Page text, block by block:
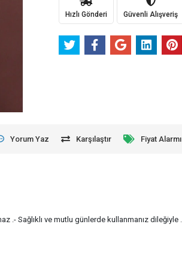
Hızlı Gönderi Güvenli Alışveriş
Yorum Yaz Karşılaştır Fiyat Alarmı
Sağlıklı ve mutlu günlerde kullanmanız dileğiyle ..